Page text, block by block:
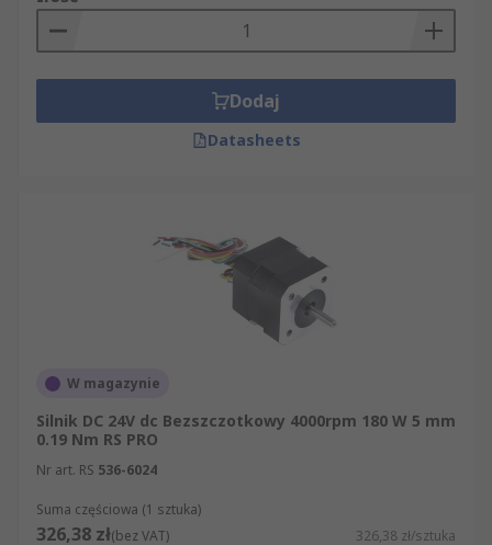
Dodaj
Datasheets
W magazynie
Silnik DC 24V dc Bezszczotkowy 4000rpm 180 W 5 mm
0.19 Nm RS PRO
Nr art. RS 536-6024
Suma częściowa (1 sztuka)
326,38 zł(bez VAT) 326,38 zł/sztuka